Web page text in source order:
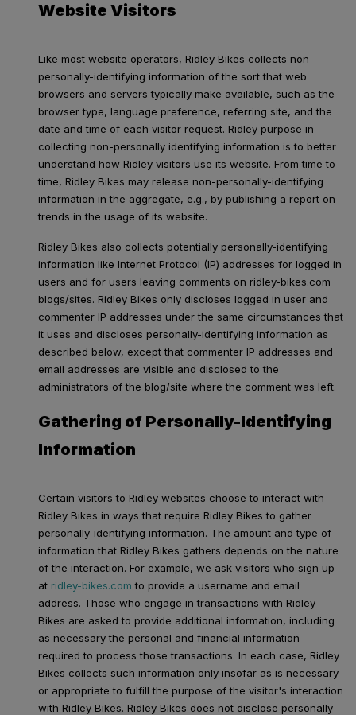
Website Visitors
Like most website operators, Ridley Bikes collects non-
personally-identifying information of the sort that web
browsers and servers typically make available, such as the
browser type, language preference, referring site, and the
date and time of each visitor request. Ridley purpose in
collecting non-personally identifying information is to better
understand how Ridley visitors use its website. From time to
time, Ridley Bikes may release non-personally-identifying
information in the aggregate, e.g., by publishing a report on
trends in the usage of its website.
Ridley Bikes also collects potentially personally-identifying
information like Internet Protocol (IP) addresses for logged in
users and for users leaving comments on ridley-bikes.com
blogs/sites. Ridley Bikes only discloses logged in user and
commenter IP addresses under the same circumstances that
it uses and discloses personally-identifying information as
described below, except that commenter IP addresses and
email addresses are visible and disclosed to the
administrators of the blog/site where the comment was left.
Gathering of Personally-Identifying
Information
Certain visitors to Ridley websites choose to interact with
Ridley Bikes in ways that require Ridley Bikes to gather
personally-identifying information. The amount and type of
information that Ridley Bikes gathers depends on the nature
of the interaction. For example, we ask visitors who sign up
at ridley-bikes.com to provide a username and email
address. Those who engage in transactions with Ridley
Bikes are asked to provide additional information, including
as necessary the personal and financial information
required to process those transactions. In each case, Ridley
Bikes collects such information only insofar as is necessary
or appropriate to fulfill the purpose of the visitor's interaction
with Ridley Bikes. Ridley Bikes does not disclose personally-